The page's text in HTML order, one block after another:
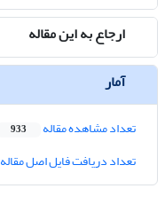
ارجاع به این مقاله
آمار
تعداد مشاهده مقاله 933
تعداد دریافت فایل اصل مقاله